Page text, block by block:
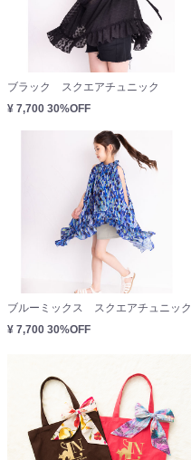
ブラック スクエアチュニック
¥ 7,700 30%OFF
ブルーミックス スクエアチュニック
¥ 7,700 30%OFF